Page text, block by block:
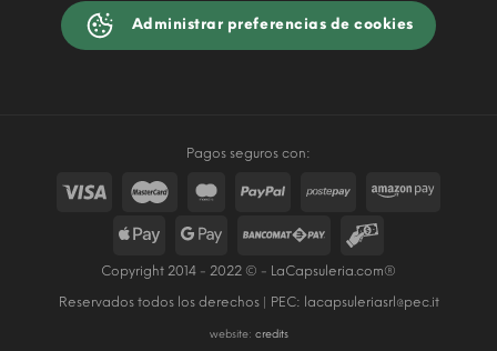
Administrar preferencias de cookies
Pagos seguros con:
Copyright 2014 - 2022 © - LaCapsuleria.com®
Reservados todos los derechos | PEC: lacapsuleriasrl@pec.it
website: credits